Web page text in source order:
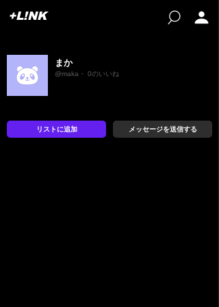
+L!NK
まか
@maka・ 0のいいね
リストに追加 メッセージを送信する